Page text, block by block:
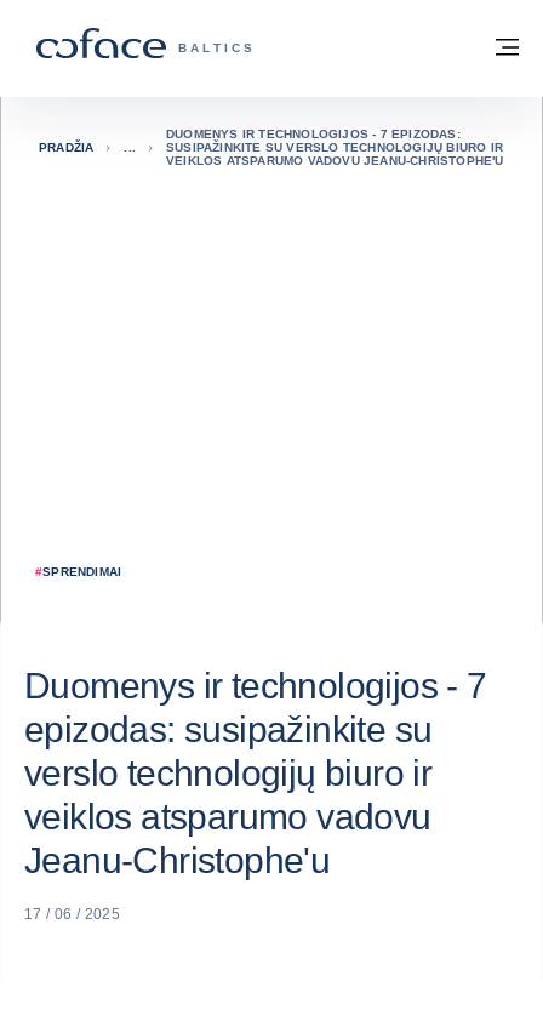
„COFACE“ FOR TRADE - GRUPĖS
BALTICS
Grįžti į pradžią
#SPRENDIMAI
PRADŽIA
DUOMENYS IR TECHNOLOGIJOS - 7 EPIZODAS:
SUSIPAŽINKITE SU VERSLO TECHNOLOGIJŲ BIURO IR
VEIKLOS ATSPARUMO VADOVU JEANU-CHRISTOPHE'U
Duomenys ir technologijos - 7
epizodas: susipažinkite su
verslo technologijų biuro ir
veiklos atsparumo vadovu
Jeanu-Christophe'u
17 / 06 / 2025